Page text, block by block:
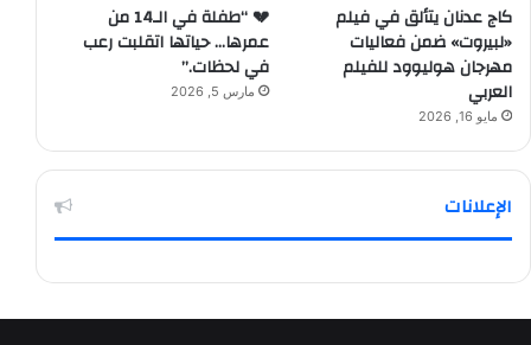
كاج عدنان يتألق في فيلم
«لبيروت» ضمن فعاليات
مهرجان هوليوود للفيلم
العربي
مايو 16, 2026
💔 “طفلة في الـ14 من
عمرها… حياتها اتقلبت رعب
في لحظات.”
مارس 5, 2026
الإعلانات